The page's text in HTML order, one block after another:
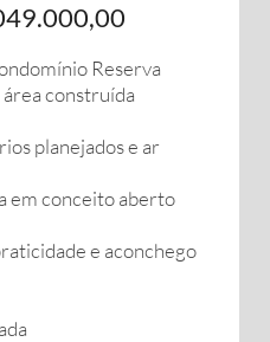
Reserva
construída
planejados e ar
em conceito aberto
e aconchego